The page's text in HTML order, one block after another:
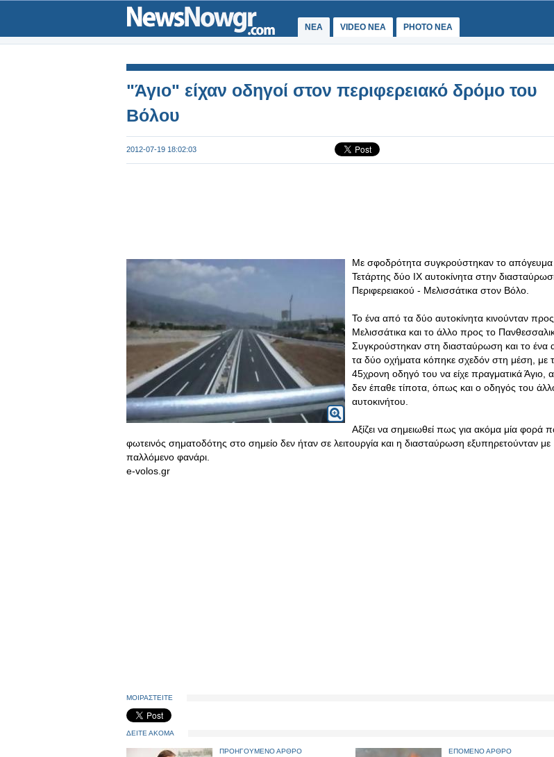
ΝΕΑ VIDEO NEA PHOTO NEA
"Άγιο" είχαν οδηγοί στον περιφερειακό δρόμο του
Βόλου
2012-07-19 18:02:03
Mε σφοδρότητα συγκρούστηκαν το απόγευμα
Τετάρτης δύο ΙΧ αυτοκίνητα στην
Περιφερειακού - Μελισσάτικα στον Βόλο.
Το ένα από τα δύο αυτοκίνητα κινούνταν
Μελισσάτικα και το άλλο προς το
Συγκρούστηκαν στη διασταύρωση και το ένα
τα δύο οχήματα κόπηκε σχεδόν στη μέση, με
45χρονη οδηγό του να είχε πραγματικά Άγιο,
δεν έπαθε τίποτα, όπως και ο οδηγός του
αυτοκινήτου.
Αξίζει να σημειωθεί πως για ακόμα μία φορά
φωτεινός σηματοδότης στο σημείο δεν ήταν σε λειτουργία και η διασταύρωση εξυπηρετούνταν με
παλλόμενο φανάρι.
e-volos.gr
ΜΟΙΡΑΣΤΕΙΤΕ
ΔΕΙΤΕ ΑΚΟΜΑ
ΠΡΟΗΓΟΥΜΕΝΟ ΑΡΘΡΟ ΕΠΟΜΕΝΟ ΑΡΘΡΟ